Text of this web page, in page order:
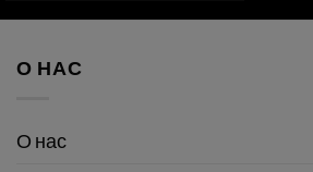
О НАС
О нас